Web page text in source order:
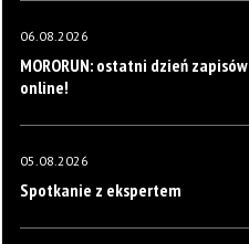
06.08.2026
MORORUN: ostatni dzień zapisów
online!
05.08.2026
Spotkanie z ekspertem